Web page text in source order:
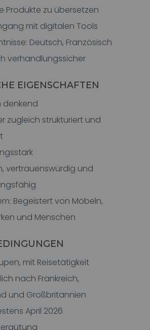
Produkte zu übersetzen
mit digitalen Tools
Deutsch, Französisch
verhandlungssicher
EIGENSCHAFTEN
denkend
zugleich strukturiert und
vertrauenswürdig und
Begeistert von Möbeln,
und Menschen
mit Reisetätigkeit
nach Frankreich,
und Großbritannien
April 2026